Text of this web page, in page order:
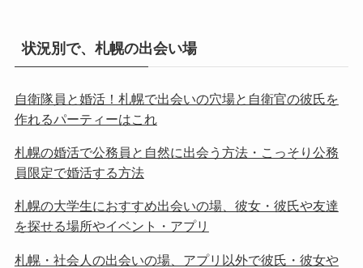
状況別で、札幌の出会い場
自衛隊員と婚活！札幌で出会いの穴場と自衛官の彼氏を
作れるパーティーはこれ
札幌の婚活で公務員と自然に出会う方法・こっそり公務
員限定で婚活する方法
札幌の大学生におすすめ出会いの場、彼女・彼氏や友達
を探せる場所やイベント・アプリ
札幌・社会人の出会いの場、アプリ以外で彼氏・彼女や